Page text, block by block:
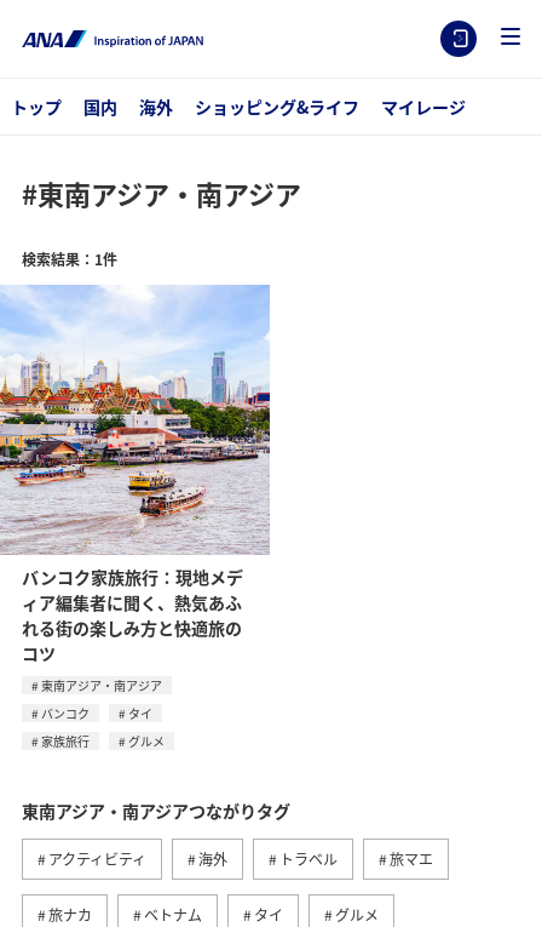
トップ 国内 海外 ショッピング&ライフ マイレージ
#東南アジア・南アジア
検索結果：1件
バンコク家族旅行：現地メデ
ィア編集者に聞く、熱気あふ
れる街の楽しみ方と快適旅の
コツ
東南アジア・南アジア
バンコク
タイ
家族旅行
グルメ
東南アジア・南アジアつながりタグ
アクティビティ 海外 トラベル 旅マエ
旅ナカ ベトナム タイ グルメ